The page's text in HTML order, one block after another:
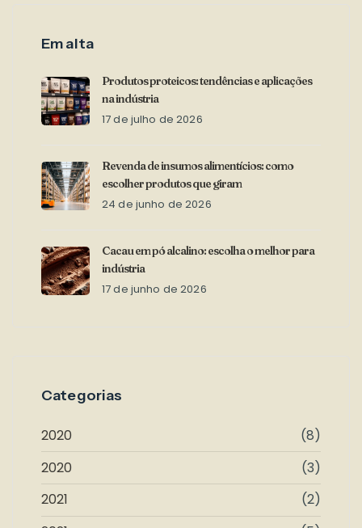
Em alta
Produtos proteicos: tendências e aplicações
na indústria
17 de julho de 2026
Revenda de insumos alimentícios: como
escolher produtos que giram
24 de junho de 2026
Cacau em pó alcalino: escolha o melhor para
indústria
17 de junho de 2026
Categorias
2020
(8)
2020
(3)
2021
(2)